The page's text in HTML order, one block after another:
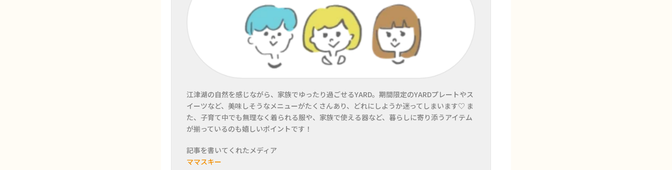
江津湖の自然を感じながら、家族でゆったり過ごせるYARD。期間限定のYARDプレートやス
イーツなど、美味しそうなメニューがたくさんあり、どれにしようか迷ってしまいます♡ ま
た、子育て中でも無理なく着られる服や、家族で使える器など、暮らしに寄り添うアイテム
が揃っているのも嬉しいポイントです！
記事を書いてくれたメディア
ママスキー